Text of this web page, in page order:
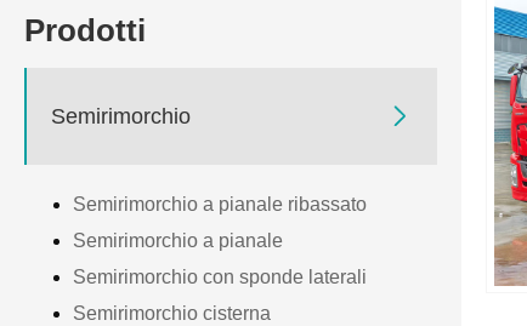
Prodotti
Semirimorchio 
Semirimorchio a pianale ribassato
Semirimorchio a pianale
Semirimorchio con sponde laterali
Semirimorchio cisterna